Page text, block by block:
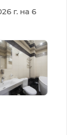
г. на 6